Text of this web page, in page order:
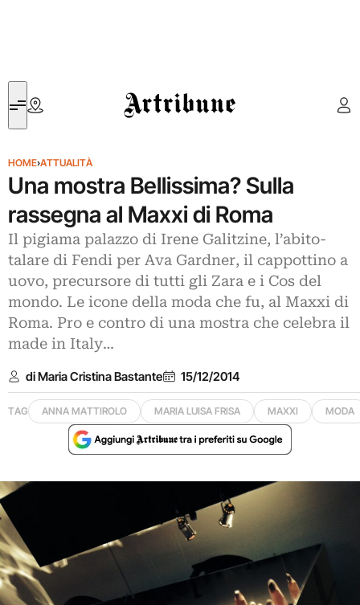
Artribune
HOME›ATTUALITÀ
Una mostra Bellissima? Sulla
rassegna al Maxxi di Roma
Il pigiama palazzo di Irene Galitzine, l’abito-
talare di Fendi per Ava Gardner, il cappottino a
uovo, precursore di tutti gli Zara e i Cos del
mondo. Le icone della moda che fu, al Maxxi di
Roma. Pro e contro di una mostra che celebra il
made in Italy…
di Maria Cristina Bastante 15/12/2014
TAG ANNA MATTIROLO MARIA LUISA FRISA MAXXI MODA